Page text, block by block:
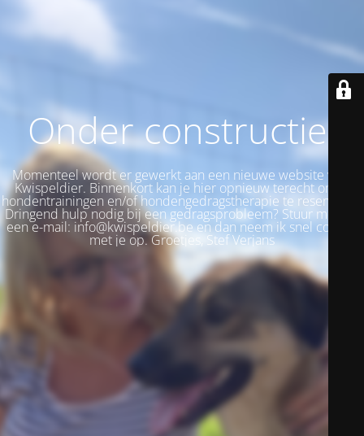
Onder constructie!
Momenteel wordt er gewerkt aan een nieuwe website voor
Kwispeldier. Binnenkort kan je hier opnieuw terecht om je
hondentrainingen en/of hondengedragstherapie te reserveren.
Dringend hulp nodig bij een gedragsprobleem? Stuur me dan
een e-mail: info@kwispeldier.be en dan neem ik snel contact
met je op. Groetjes, Stef Verjans